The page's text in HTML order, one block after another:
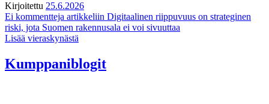
Kirjoitettu 25.6.2026
Ei kommentteja artikkeliin Digitaalinen riippuvuus on strateginen
riski, jota Suomen rakennusala ei voi sivuuttaa
Lisää vieraskynästä
Kumppaniblogit